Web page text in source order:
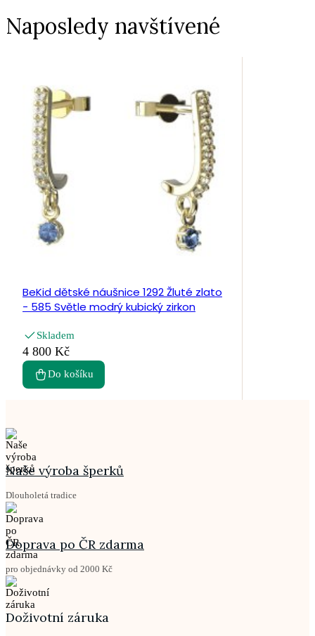
Naposledy navštívené
BeKid dětské náušnice 1292 Žluté zlato
- 585 Světle modrý kubický zirkon
Skladem
4 800 Kč
Do košíku
Naše výroba šperků
Dlouholetá tradice
Doprava po ČR zdarma
pro objednávky od 2000 Kč
Doživotní záruka